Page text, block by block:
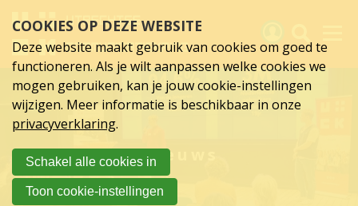
2017
links
over
Spring
hoofd
inhoud
Spring
naar
hoofdnavigatie
Nieuws
Activiteiten
Nieuws
Verslagen
Sluit je aan
COOKIES OP DEZE WEBSITE
Deze website maakt gebruik van cookies om goed te
functioneren. Als je wilt aanpassen welke cookies we
mogen gebruiken, kan je jouw cookie-instellingen
wijzigen. Meer informatie is beschikbaar in onze
privacyverklaring.
Schakel alle cookies in
Toon cookie-instellingen